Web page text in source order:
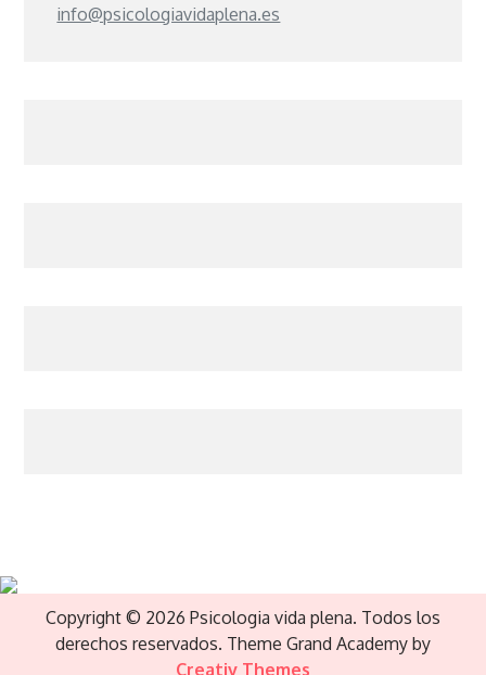
info@psicologiavidaplena.es
Copyright © 2026 Psicologia vida plena. Todos los
derechos reservados. Theme Grand Academy by
Creativ Themes